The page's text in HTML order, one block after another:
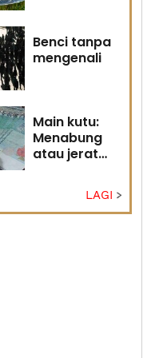
Benci tanpa
mengenali
Main kutu:
Menabung
atau jerat
LAGI